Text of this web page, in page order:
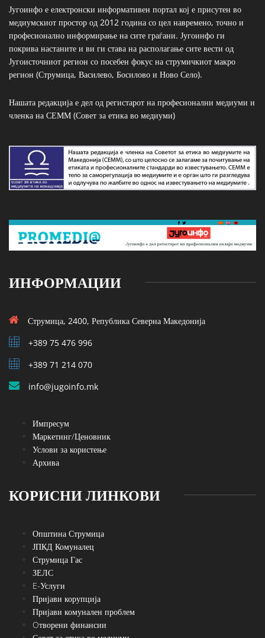
Југоинфо е електронски информативен портал кој е присутен во
медиумскиот простор од 2012 година со цел навремено, точно и
професионално информирање на сите граѓани. Југоинфо ги
покрива настаните и ви ги става на располагање сите вести од
Југоисточниот регион со посебен фокус на струмичкиот макро
регион (Струмица, Василево, Босилово и Ново Село).
Нашата редакција е дел од регистарот на професионални медиуми и
членка на СЕММ (Совет за етика во медиуми)
ИНФОРМАЦИИ
Струмица, 2400, Република Северна Македонија
+389 75 476 996
+389 71 214 070
info@jugoinfo.mk
Импресум
Маркетинг/Ценовник
Услови за користење
Архива
КОРИСНИ ЛИНКОВИ
Општина Струмица
ЈПКД Комуналец
Струмица Гас
ЗЕЛС
E-Услуги
Пријави корупција
Пријави комунален проблем
Oтворени финансии